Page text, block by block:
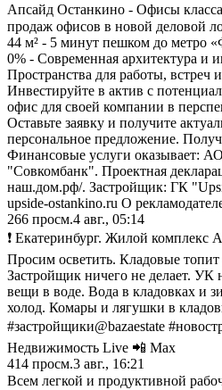
Апсайд Останкино - Офисы
продаж офисов в новой деловой
44 м² - 5 минут пешком до метро
0% - Современная архитектура и
Пространства для работы, встреч
Инвестируйте в актив с
офис для своей компании в
Оставьте заявку и получите
персональное предложение.
Финансовые услуги
"Совкомбанк". Проектная
наш.дом.рф/. Застройщик: ГК
upside-ostankino.ru О
266 просм.4 авг., 05:14
❗️ Екатеринбург. Жилой
Просим осветить. Кладовые
Застройщик ничего не делает. УК
вещи в воде. Вода в кладовках и
холод. Комары и лягушки в
#застройщики@bazaestate
Недвижимость Live 📲 Max
414 просм.3 авг., 16:21
Всем легкой и продуктивной